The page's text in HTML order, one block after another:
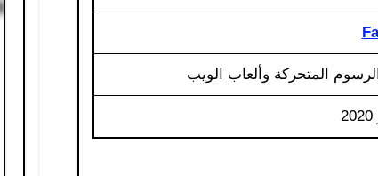
المتحركة وألعاب الويب